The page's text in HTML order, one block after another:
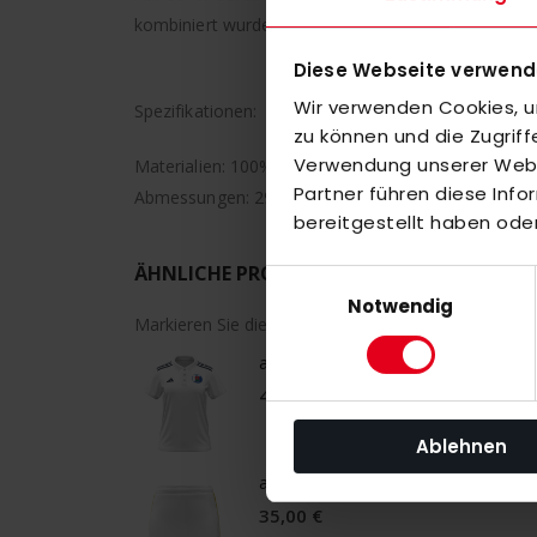
Diese Webseite
Wir verwenden Cookies,
zu können und die
Verwendung unserer
Partner führen diese
bereitgestellt haben
Einwilligungsauswahl
Notwendig
Ablehnen
kombiniert wurden. Sie werden überall mit einem
Spezifikationen:
Materialien: 100% Polyester
Abmessungen: 29 x 15,5 x 47 cm
ÄHNLICHE PRODUKTE
Markieren Sie die Artikel, um Sie dem Warenkorb
adidas VFL Pinneberg Trikot Damen
45,00 €
adidas HTHC Rock Youth weiß
35,00 €